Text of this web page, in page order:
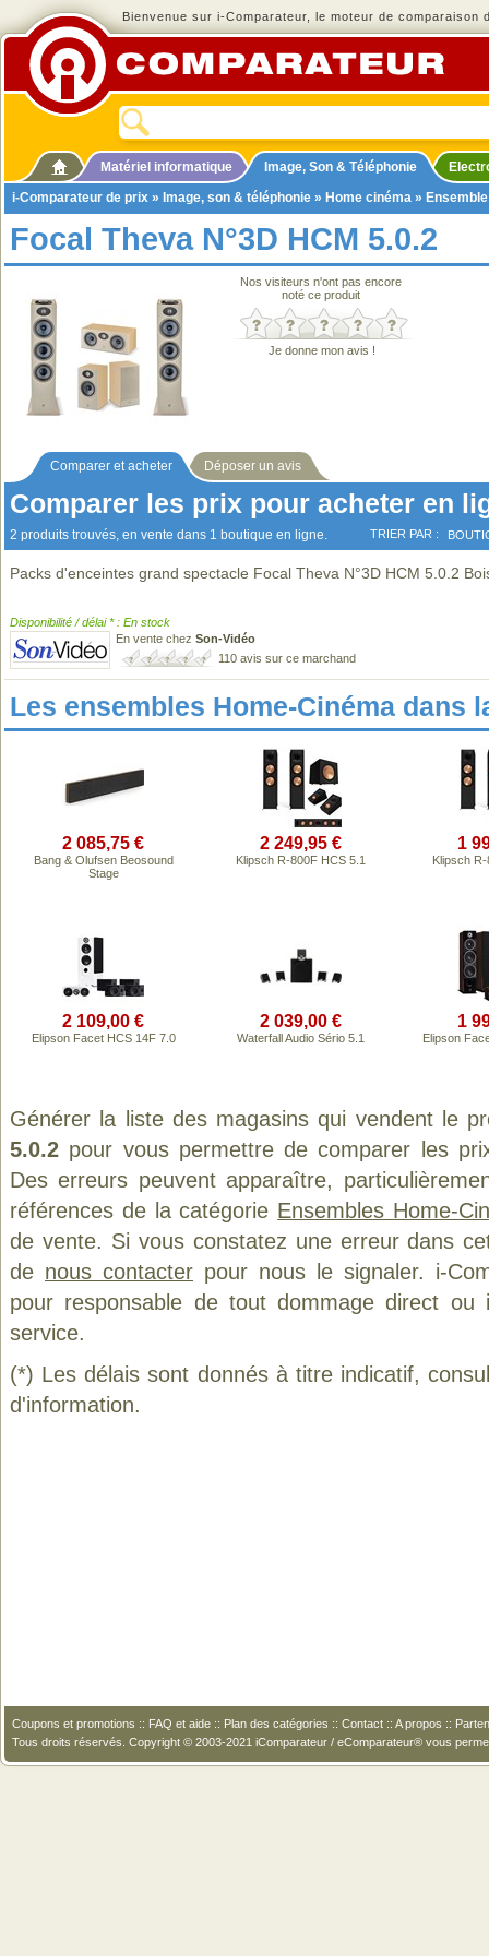
Bienvenue sur i-Comparateur, le moteur de comparaison
Matériel informatique Image, Son & Téléphonie
i-Comparateur de prix » Image, son & téléphonie » Home cinéma »
Focal Theva N°3D HCM 5.0.2
Nos visiteurs n'ont pas encore
noté ce produit
Je donne mon avis !
Comparer et acheter Déposer un avis
Comparer les prix pour acheter en
2 produits trouvés, en vente dans 1 boutique en ligne. TRIER PAR :
Packs d'enceintes grand spectacle Focal Theva N°3D HCM 5.0.2
Disponibilité / délai * : En stock
En vente chez Son-Vidéo
110 avis sur ce marchand
Les ensembles Home-Cinéma dans
2 085,75 €
Bang & Olufsen Beosound
Stage
2 249,95 €
Klipsch R-800F HCS 5.1
1
Klipsch
2 109,00 €
Elipson Facet HCS 14F 7.0
2 039,00 €
Waterfall Audio Sério 5.1
1
Elipson
Générer la liste des magasins qui vendent le
5.0.2 pour vous permettre de comparer les
Des erreurs peuvent apparaître,
références de la catégorie Ensembles Home-
de vente. Si vous constatez une erreur dans
de nous contacter pour nous le signaler. i-
pour responsable de tout dommage direct
service.
(*) Les délais sont donnés à titre indicatif,
d'information.
Coupons et promotions :: FAQ et aide :: Plan des catégories :: Contact :: A propos ::
Tous droits réservés. Copyright © 2003-2021 iComparateur / eComparateur® vous